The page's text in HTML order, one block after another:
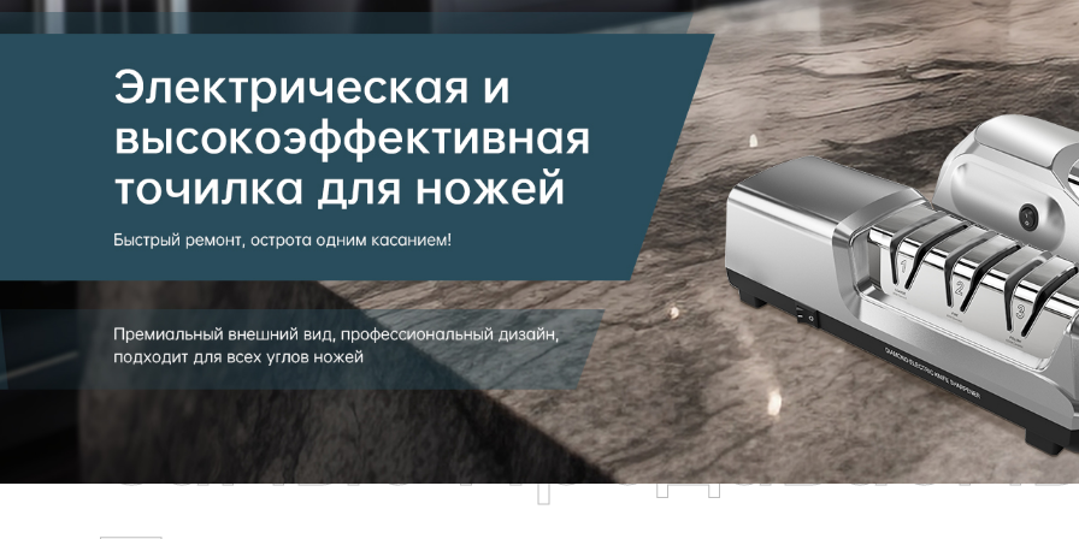
Самые